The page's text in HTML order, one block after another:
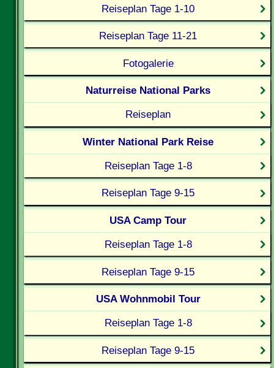
Reiseplan Tage 1-10
Reiseplan Tage 11-21
Fotogalerie
Naturreise National Parks
Reiseplan
Winter National Park Reise
Reiseplan Tage 1-8
Reiseplan Tage 9-15
USA Camp Tour
Reiseplan Tage 1-8
Reiseplan Tage 9-15
USA Wohnmobil Tour
Reiseplan Tage 1-8
Reiseplan Tage 9-15